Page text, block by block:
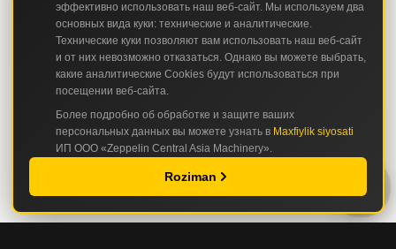
эффективно использовать наш веб-сайт. Мы используем два
основных вида куки: технические и аналитические.
Технические куки позволяют вам использовать наш веб-сайт
и от них невозможно отказаться. Однако вы можете выбрать,
какие аналитические Cookies будут использоваться при
посещении веб-сайта.
Более подробно об обработке и защите ваших
персональных данных вы можете узнать в Maxfiylik siyosati
ИП ООО «Zeppelin Central Asia Machinery».
Roziman